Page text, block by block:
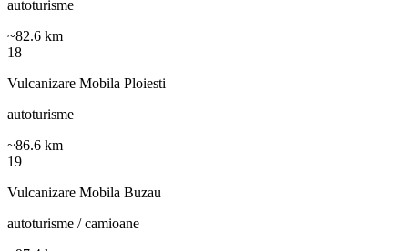
autoturisme
~82.6 km
18
Vulcanizare Mobila Ploiesti
autoturisme
~86.6 km
19
Vulcanizare Mobila Buzau
autoturisme / camioane